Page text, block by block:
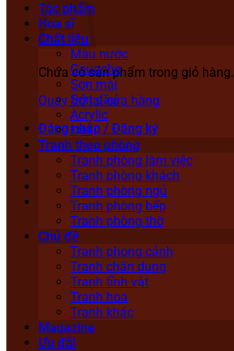
Chưa có sản phẩm trong giỏ hàng.
Quay trở lại cửa hàng
Đăng nhập / Đăng ký
Tác phẩm
Họa sĩ
Chất liệu
Màu nước
Gouache
Sơn mài
Sơn dầu
Acrylic
Lụa
Tranh theo phòng
Tranh phòng làm việc
Tranh phòng khách
Tranh phòng ngủ
Tranh phòng bếp
Tranh phòng thờ
Chủ đề
Tranh phong cảnh
Tranh chân dung
Tranh tĩnh vật
Tranh hoa
Tranh khác
Magazine
Ưu đãi